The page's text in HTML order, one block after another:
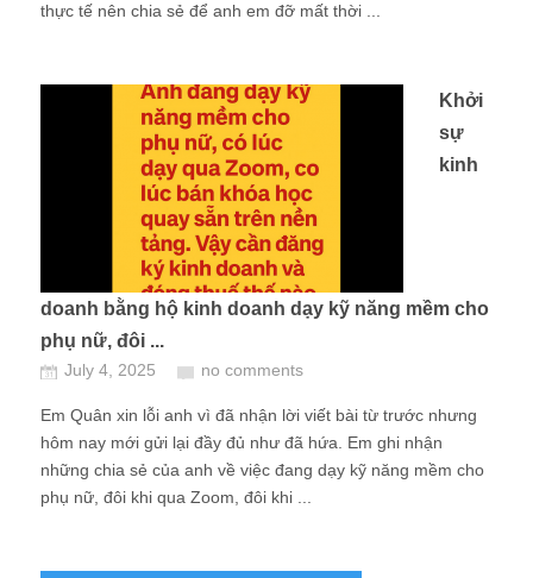
thực tế nên chia sẻ để anh em đỡ mất thời ...
Khởi
sự
kinh
doanh bằng hộ kinh doanh dạy kỹ năng mềm cho
phụ nữ, đôi ...
July 4, 2025 no comments
Em Quân xin lỗi anh vì đã nhận lời viết bài từ trước nhưng
hôm nay mới gửi lại đầy đủ như đã hứa. Em ghi nhận
những chia sẻ của anh về việc đang dạy kỹ năng mềm cho
phụ nữ, đôi khi qua Zoom, đôi khi ...